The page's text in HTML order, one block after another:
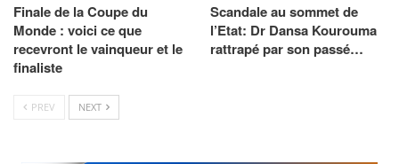
Finale de la Coupe du
Monde : voici ce que
recevront le vainqueur et le
finaliste
Scandale au sommet de
l’Etat: Dr Dansa Kourouma
rattrapé par son passé…
PREV NEXT